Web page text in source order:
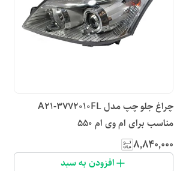
چراغ جلو چپ مدل A21-3772010FL
مناسب برای ام وی ام 550
۸٬۸۴۰٬۰۰۰
افزودن به سبد